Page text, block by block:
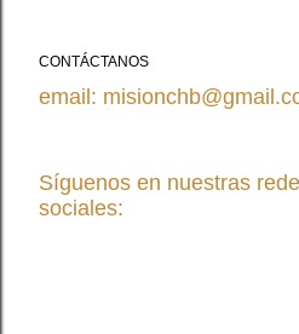
CONTÁCTANOS
email:
Síguenos en nuestras
sociales: